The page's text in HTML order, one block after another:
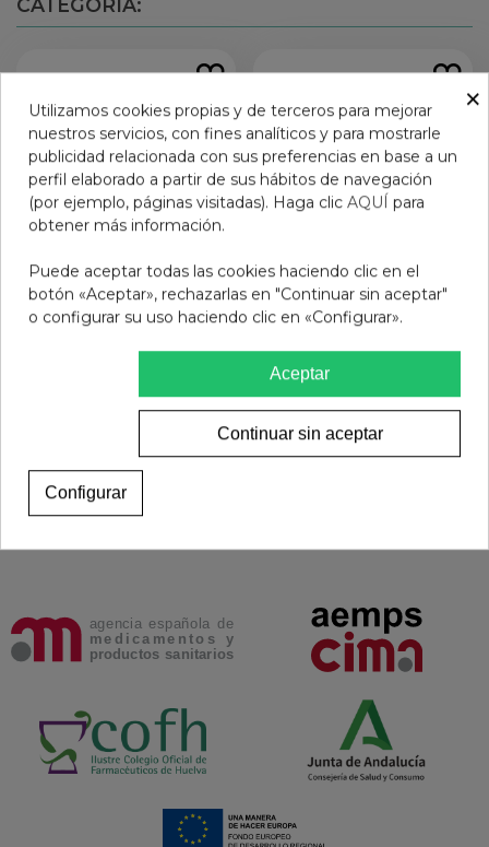
CATEGORÍA:
GAFAS PROTECFARMA
Laca de uñas Mia
7,95 €
×
Utilizamos cookies propias y de terceros para mejorar
nuestros servicios, con fines analíticos y para mostrarle
publicidad relacionada con sus preferencias en base a un
perfil elaborado a partir de sus hábitos de navegación
(por ejemplo, páginas visitadas). Haga clic AQUÍ para
obtener más información.
Puede aceptar todas las cookies haciendo clic en el
botón «Aceptar», rechazarlas en "Continuar sin aceptar"
o configurar su uso haciendo clic en «Configurar».
Aceptar
Continuar sin aceptar
Configurar